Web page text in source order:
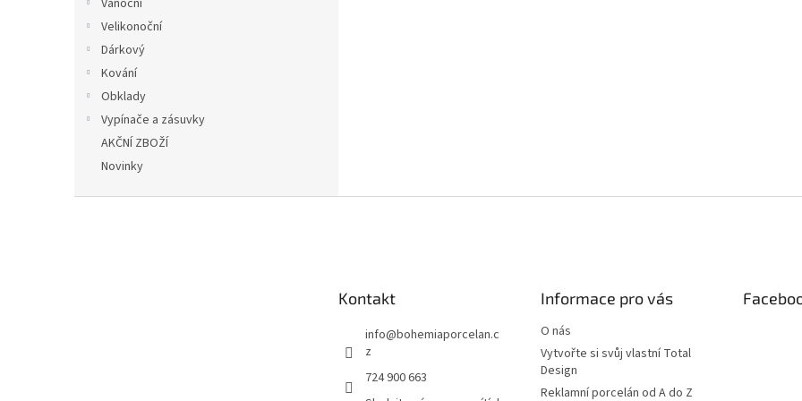
Vánoční
Velikonoční
Dárkový
Kování
Obklady
Vypínače a zásuvky
AKČNÍ ZBOŽÍ
Novinky
Kontakt
info@bohemiaporcelan.c
z
724 900 663
Informace pro vás
O nás
Vytvořte si svůj vlastní Total
Design
Reklamní porcelán od A do Z